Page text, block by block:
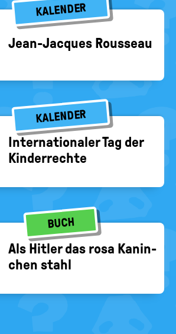
KALENDER
Jean-​Jacques Rous­se­au
KALENDER
In­ter­na­tio­na­ler Tag der
Kin­der­rech­te
BUCH
Als Hit­ler das rosa Ka­nin­
chen stahl